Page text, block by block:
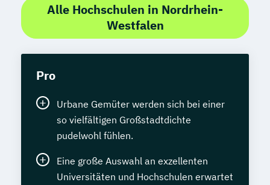
Alle Hochschulen in Nordrhein-
Westfalen
Pro
Urbane Gemüter werden sich bei einer
so vielfältigen Großstadtdichte
pudelwohl fühlen.
Eine große Auswahl an exzellenten
Universitäten und Hochschulen erwartet